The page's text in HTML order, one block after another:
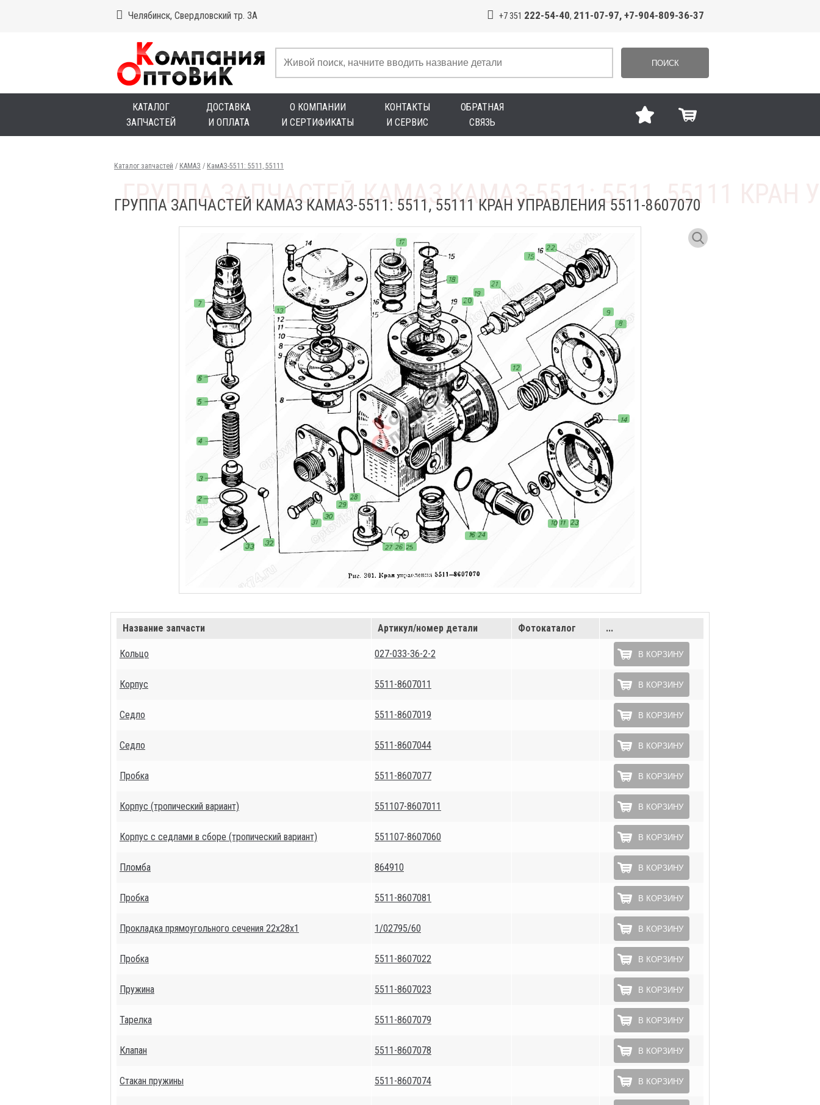
Челябинск, Свердловский тр. 3А +7 351 222-54-40, 211-07-97, +7-904-809-36-37
ПОИСК
КАТАЛОГ
ЗАПЧАСТЕЙ
ДОСТАВКА
И ОПЛАТА
О КОМПАНИИ
И СЕРТИФИКАТЫ
КОНТАКТЫ
И СЕРВИС
ОБРАТНАЯ
СВЯЗЬ
Каталог запчастей / КАМАЗ / КамАЗ-5511: 5511, 55111
ГРУППА ЗАПЧАСТЕЙ КАМАЗ КАМАЗ-5511: 5511, 55111 КРАН УПРАВЛЕНИЯ 5511-8607070
Название запчасти Артикул/номер детали Фотокаталог ...
Кольцо 027-033-36-2-2 В КОРЗИНУ
Корпус 5511-8607011 В КОРЗИНУ
Седло 5511-8607019 В КОРЗИНУ
Седло 5511-8607044 В КОРЗИНУ
Пробка 5511-8607077 В КОРЗИНУ
Корпус (тропический вариант) 551107-8607011 В КОРЗИНУ
Корпус с седлами в сборе (тропический вариант) 551107-8607060 В КОРЗИНУ
Пломба 864910 В КОРЗИНУ
Пробка 5511-8607081 В КОРЗИНУ
Прокладка прямоугольного сечения 22х28х1 1/02795/60 В КОРЗИНУ
Пробка 5511-8607022 В КОРЗИНУ
Пружина 5511-8607023 В КОРЗИНУ
Тарелка 5511-8607079 В КОРЗИНУ
Клапан 5511-8607078 В КОРЗИНУ
Стакан пружины 5511-8607074 В КОРЗИНУ